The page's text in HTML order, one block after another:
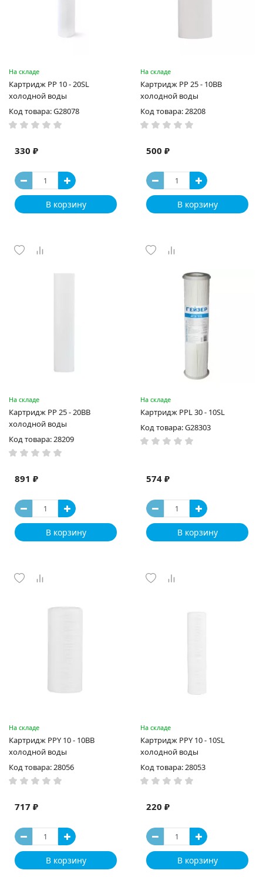
На складе
Картридж PP 10 - 20SL
холодной воды
Код товара: G28078
330 ₽
В корзину
На складе
Картридж PP 25 - 10ВВ
холодной воды
Код товара: 28208
500 ₽
В корзину
На складе
Картридж PP 25 - 20ВВ
холодной воды
Код товара: 28209
891 ₽
В корзину
На складе
Картридж PPL 30 - 10SL
Код товара: G28303
574 ₽
В корзину
На складе
Картридж PPY 10 - 10BB
холодной воды
Код товара: 28056
717 ₽
В корзину
На складе
Картридж PPY 10 - 10SL
холодной воды
Код товара: 28053
220 ₽
В корзину